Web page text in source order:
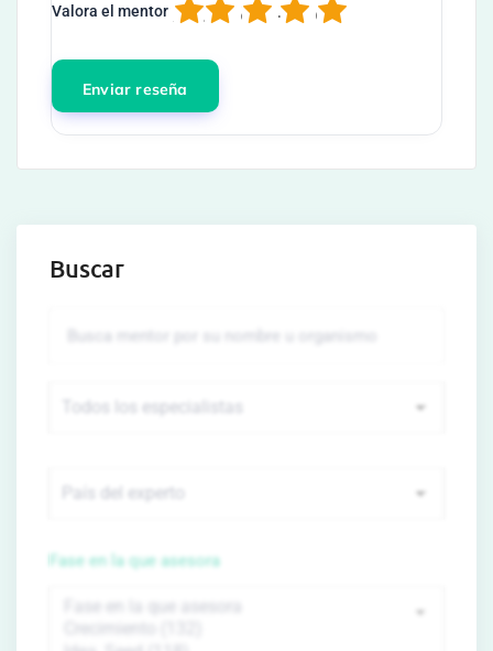
Valora el mentor 5
4
3
2
1
Buscar
Fase en la que asesora